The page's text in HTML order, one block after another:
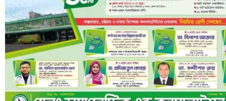
ইসলামী ব্যাংকের পরিচালনা পর্ষদ বাতিল ঘোষণা
নীল ঢেউয়ের জোয়ারে গোল করে ইতিহাস কুরাসাওয়ের